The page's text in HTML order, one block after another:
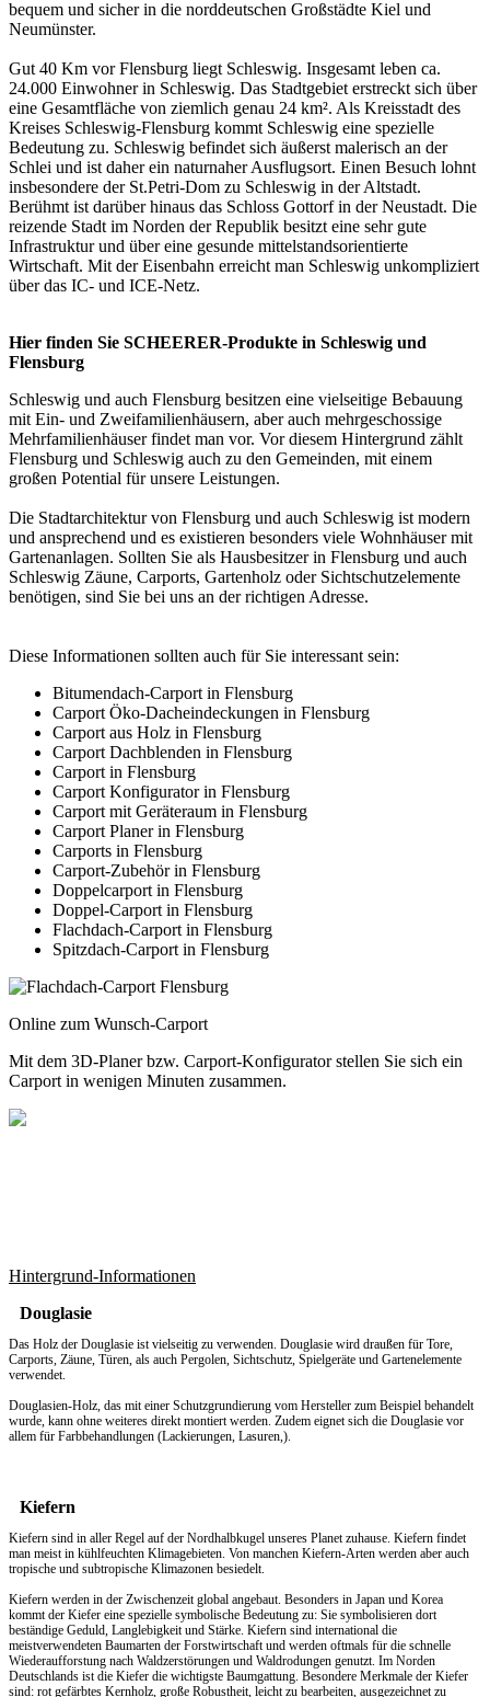
bequem und sicher in die norddeutschen Großstädte Kiel und
Neumünster.
Gut 40 Km vor Flensburg liegt Schleswig. Insgesamt leben ca.
24.000 Einwohner in Schleswig. Das Stadtgebiet erstreckt sich über
eine Gesamtfläche von ziemlich genau 24 km². Als Kreisstadt des
Kreises Schleswig-Flensburg kommt Schleswig eine spezielle
Bedeutung zu. Schleswig befindet sich äußerst malerisch an der
Schlei und ist daher ein naturnaher Ausflugsort. Einen Besuch lohnt
insbesondere der St.Petri-Dom zu Schleswig in der Altstadt.
Berühmt ist darüber hinaus das Schloss Gottorf in der Neustadt. Die
reizende Stadt im Norden der Republik besitzt eine sehr gute
Infrastruktur und über eine gesunde mittelstandsorientierte
Wirtschaft. Mit der Eisenbahn erreicht man Schleswig unkompliziert
über das IC- und ICE-Netz.
Hier finden Sie SCHEERER-Produkte in Schleswig und
Flensburg
Schleswig und auch Flensburg besitzen eine vielseitige Bebauung
mit Ein- und Zweifamilienhäusern, aber auch mehrgeschossige
Mehrfamilienhäuser findet man vor. Vor diesem Hintergrund zählt
Flensburg und Schleswig auch zu den Gemeinden, mit einem
großen Potential für unsere Leistungen.
Die Stadtarchitektur von Flensburg und auch Schleswig ist modern
und ansprechend und es existieren besonders viele Wohnhäuser mit
Gartenanlagen. Sollten Sie als Hausbesitzer in Flensburg und auch
Schleswig Zäune, Carports, Gartenholz oder Sichtschutzelemente
benötigen, sind Sie bei uns an der richtigen Adresse.
Diese Informationen sollten auch für Sie interessant sein:
Bitumendach-Carport in Flensburg
Carport Öko-Dacheindeckungen in Flensburg
Carport aus Holz in Flensburg
Carport Dachblenden in Flensburg
Carport in Flensburg
Carport Konfigurator in Flensburg
Carport mit Geräteraum in Flensburg
Carport Planer in Flensburg
Carports in Flensburg
Carport-Zubehör in Flensburg
Doppelcarport in Flensburg
Doppel-Carport in Flensburg
Flachdach-Carport in Flensburg
Spitzdach-Carport in Flensburg
Online zum Wunsch-Carport
Mit dem 3D-Planerbzw. Carport-Konfiguratorstellen Sie sich ein
Carport in wenigen Minuten zusammen.
Hintergrund-Informationen
Douglasie
Das Holz der Douglasie ist vielseitig zu verwenden. Douglasie wird draußen für Tore,
Carports, Zäune, Türen, als auch Pergolen, Sichtschutz, Spielgeräte und Gartenelemente
verwendet.
Douglasien-Holz, das mit einer Schutzgrundierung vom Hersteller zum Beispiel behandelt
wurde, kann ohne weiteres direkt montiert werden. Zudem eignet sich die Douglasie vor
allem für Farbbehandlungen (Lackierungen, Lasuren,).
Kiefern
Kiefern sind in aller Regel auf der Nordhalbkugel unseres Planet zuhause. Kiefern findet
man meist in kühlfeuchten Klimagebieten. Von manchen Kiefern-Arten werden aber auch
tropische und subtropische Klimazonen besiedelt.
Kiefern werden in der Zwischenzeit global angebaut. Besonders in Japan und Korea
kommt der Kiefer eine spezielle symbolische Bedeutung zu: Sie symbolisieren dort
beständige Geduld, Langlebigkeit und Stärke. Kiefern sind international die
meistverwendeten Baumarten der Forstwirtschaft und werden oftmals für die schnelle
Wiederaufforstung nach Waldzerstörungen und Waldrodungen genutzt. Im Norden
Deutschlands ist die Kiefer die wichtigste Baumgattung. Besondere Merkmale der Kiefer
sind: rot gefärbtes Kernholz, große Robustheit, leicht zu bearbeiten, ausgezeichnet zu